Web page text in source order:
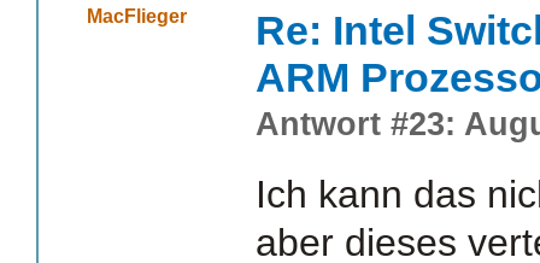
MacFlieger
Re: Intel
ARM
Antwort #23:
Ich kann das
aber dieses